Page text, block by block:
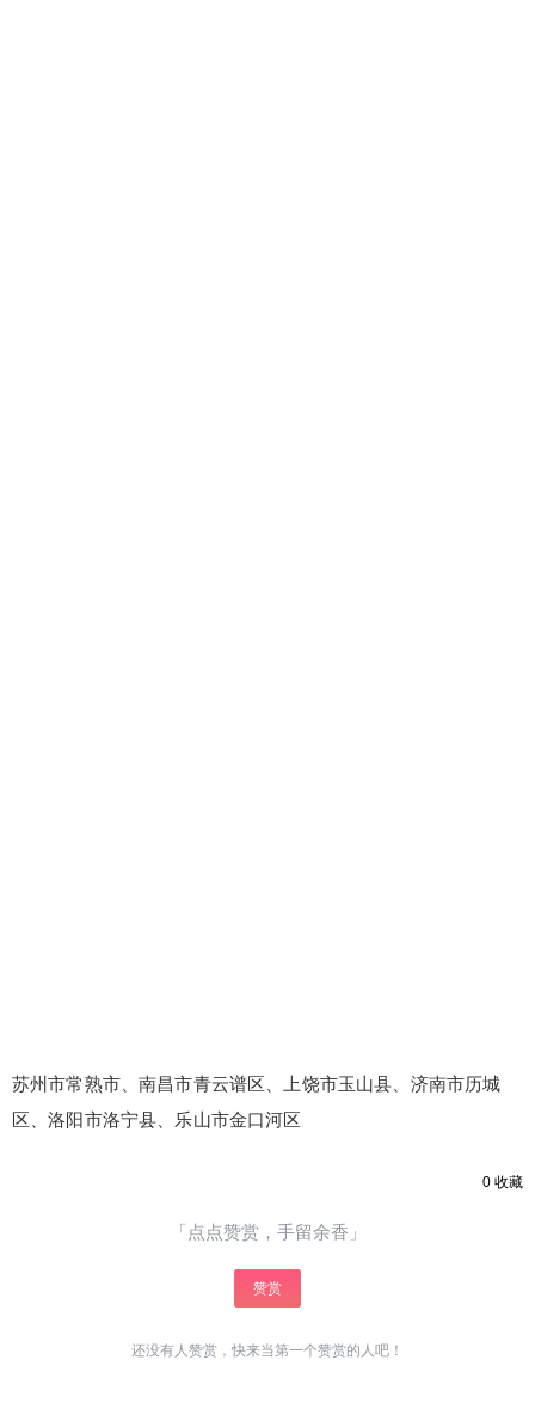
苏州市常熟市、南昌市青云谱区、上饶市玉山县、济南市历城
区、洛阳市洛宁县、乐山市金口河区
0 收藏
「点点赞赏，手留余香」
赞赏
还没有人赞赏，快来当第一个赞赏的人吧！